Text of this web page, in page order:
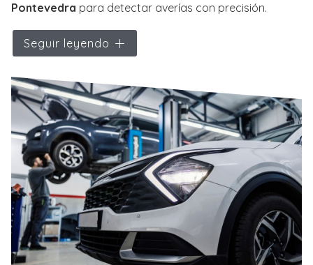
Pontevedra para detectar averías con precisión.
Con nuestro servicio de
conseguimos ofrecer un servicio de reparación
de cochesde cualquier marcay ofrecemos respuestas
rápidas y precisas.
Seguir leyendo